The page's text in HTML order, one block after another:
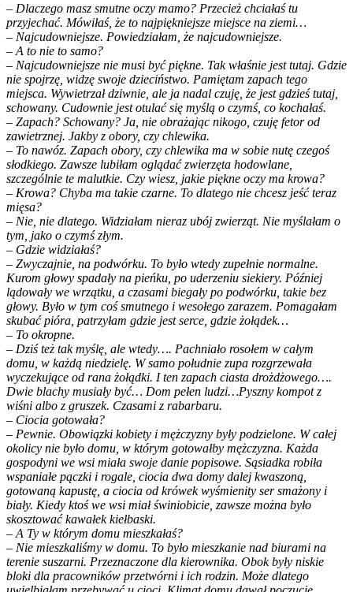
– Dlaczego masz smutne oczy mamo? Przecież chciałaś tu
przyjechać. Mówiłaś, że to najpiękniejsze miejsce na ziemi…
– Najcudowniejsze. Powiedziałam, że najcudowniejsze.
– A to nie to samo?
– Najcudowniejsze nie musi być piękne. Tak właśnie jest tutaj. Gdzie
nie spojrzę, widzę swoje dzieciństwo. Pamiętam zapach tego
miejsca. Wywietrzał dziwnie, ale ja nadal czuję, że jest gdzieś tutaj,
schowany. Cudownie jest otulać się myślą o czymś, co kochałaś.
– Zapach? Schowany? Ja, nie obrażając nikogo, czuję fetor od
zawietrznej. Jakby z obory, czy chlewika.
– To nawóz. Zapach obory, czy chlewika ma w sobie nutę czegoś
słodkiego. Zawsze lubiłam oglądać zwierzęta hodowlane,
szczególnie te malutkie. Czy wiesz, jakie piękne oczy ma krowa?
– Krowa? Chyba ma takie czarne. To dlatego nie chcesz jeść teraz
mięsa?
– Nie, nie dlatego. Widziałam nieraz ubój zwierząt. Nie myślałam o
tym, jako o czymś złym.
– Gdzie widziałaś?
– Zwyczajnie, na podwórku. To było wtedy zupełnie normalne.
Kurom głowy spadały na pieńku, po uderzeniu siekiery. Później
lądowały we wrzątku, a czasami biegały po podwórku, takie bez
głowy. Było w tym coś smutnego i wesołego zarazem. Pomagałam
skubać pióra, patrzyłam gdzie jest serce, gdzie żołądek…
– To okropne.
– Dziś też tak myślę, ale wtedy…. Pachniało rosołem w całym
domu, w każdą niedzielę. W samo południe zupa rozgrzewała
wyczekujące od rana żołądki. I ten zapach ciasta drożdżowego….
Dwie blachy musiały być… Dom pełen ludzi…Pyszny kompot z
wiśni albo z gruszek. Czasami z rabarbaru.
– Ciocia gotowała?
– Pewnie. Obowiązki kobiety i mężczyzny były podzielone. W całej
okolicy nie było domu, w którym gotowałby mężczyzna. Każda
gospodyni we wsi miała swoje danie popisowe. Sąsiadka robiła
wspaniałe pączki i rogale, ciocia dwa domy dalej kwaszoną,
gotowaną kapustę, a ciocia od krówek wyśmienity ser smażony i
biały. Kiedy ktoś we wsi miał świniobicie, zawsze można było
skosztować kawałek kiełbaski.
– A Ty w którym domu mieszkałaś?
– Nie mieszkaliśmy w domu. To było mieszkanie nad biurami na
terenie suszarni. Przeznaczone dla kierownika. Obok były niskie
bloki dla pracowników przetwórni i ich rodzin. Może dlatego